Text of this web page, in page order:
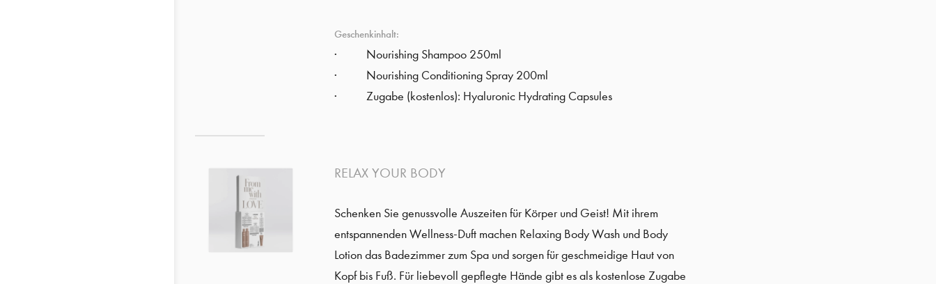
Geschenkinhalt:
Nourishing Shampoo 250ml
Nourishing Conditioning Spray 200ml
Zugabe (kostenlos): Hyaluronic Hydrating Capsules
RELAX YOUR BODY
Schenken Sie genussvolle Auszeiten für Körper und Geist! Mit ihrem
entspannenden Wellness-Duft machen Relaxing Body Wash und Body
Lotion das Badezimmer zum Spa und sorgen für geschmeidige Haut von
Kopf bis Fuß. Für liebevoll gepflegte Hände gibt es als kostenlose Zugabe